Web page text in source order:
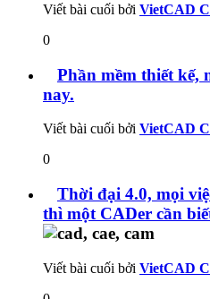
Viết bài cuối bởi VietCAD
0
Phần mềm thiết kế,
nay.
Viết bài cuối bởi VietCAD
0
Thời đại 4.0, mọi
thì một CADer cần
Viết bài cuối bởi VietCAD